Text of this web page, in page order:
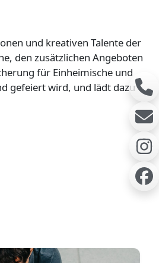
und kreativen Talente der
den zusätzlichen Angeboten
für Einheimische und
gefeiert wird, und lädt dazu